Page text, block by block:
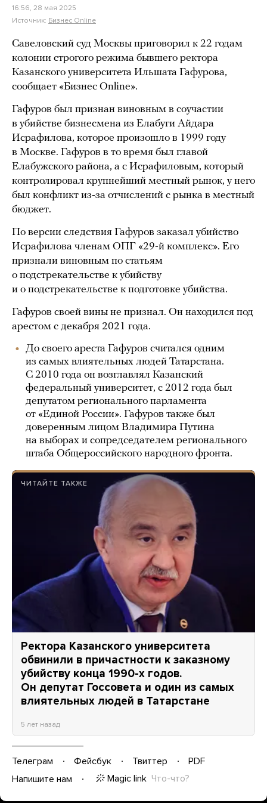
16:56, 28 мая 2025
Источник: Бизнес Online
Савеловский суд Москвы приговорил к 22 годам
колонии строгого режима бывшего ректора
Казанского университета Ильшата Гафурова,
сообщает «Бизнес Online».
Гафуров был признан виновным в соучастии
в убийстве бизнесмена из Елабуги Айдара
Исрафилова, которое произошло в 1999 году
в Москве. Гафуров в то время был главой
Елабужского района, а с Исрафиловым, который
контролировал крупнейший местный рынок, у него
был конфликт из-за отчислений с рынка в местный
бюджет.
По версии следствия Гафуров заказал убийство
Исрафилова членам ОПГ «29-й комплекс». Его
признали виновным по статьям
о подстрекательстве к убийству
и о подстрекательстве к подготовке убийства.
Гафуров своей вины не признал. Он находился под
арестом с декабря 2021 года.
До своего ареста Гафуров считался одним
из самых влиятельных людей Татарстана.
С 2010 года он возглавлял Казанский
федеральный университет, с 2012 года был
депутатом регионального парламента
от «Единой России». Гафуров также был
доверенным лицом Владимира Путина
на выборах и сопредседателем регионального
штаба Общероссийского народного фронта.
ЧИТАЙТЕ ТАКЖЕ
Ректора Казанского университета
обвинили в причастности к заказному
убийству конца 1990-х годов.
Он депутат Госсовета и один из самых
влиятельных людей в Татарстане
5 лет назад
Телеграм Фейсбук Твиттер
PDF
Напишите нам
Magic link Что-что?